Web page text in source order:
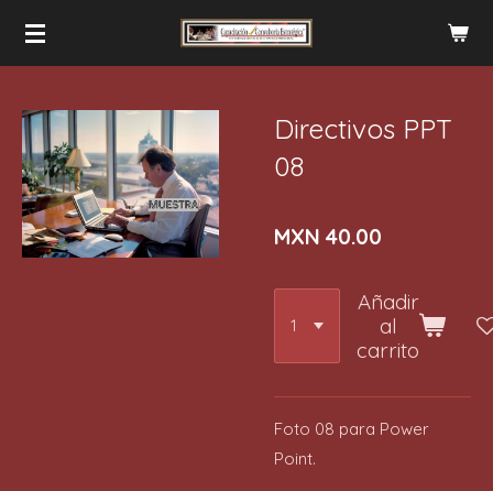
principal
Directivos PPT
08
MXN 40.00
Añadir
al
carrito
Foto 08 para Power
Point.